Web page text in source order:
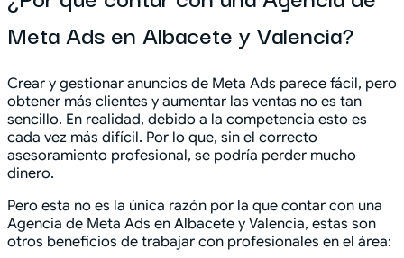
Meta Ads en Albacete y Valencia?
Crear y gestionar anuncios de Meta Ads parece fácil, pero
obtener más clientes y aumentar las ventas no es tan
sencillo. En realidad, debido a la competencia esto es
cada vez más difícil. Por lo que, sin el correcto
asesoramiento profesional, se podría perder mucho
dinero.
Pero esta no es la única razón por la que contar con una
Agencia de Meta Ads en Albacete y Valencia, estas son
otros beneficios de trabajar con profesionales en el área: